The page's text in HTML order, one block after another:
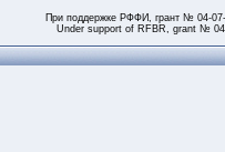
При поддержке РФФИ, грант № 04-
Under support of RFBR, grant №